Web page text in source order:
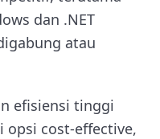
dan .NET
atau
efisiensi tinggi
opsi cost-effective,